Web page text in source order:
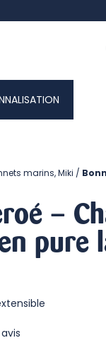
marins, Miki
–
pure
avis